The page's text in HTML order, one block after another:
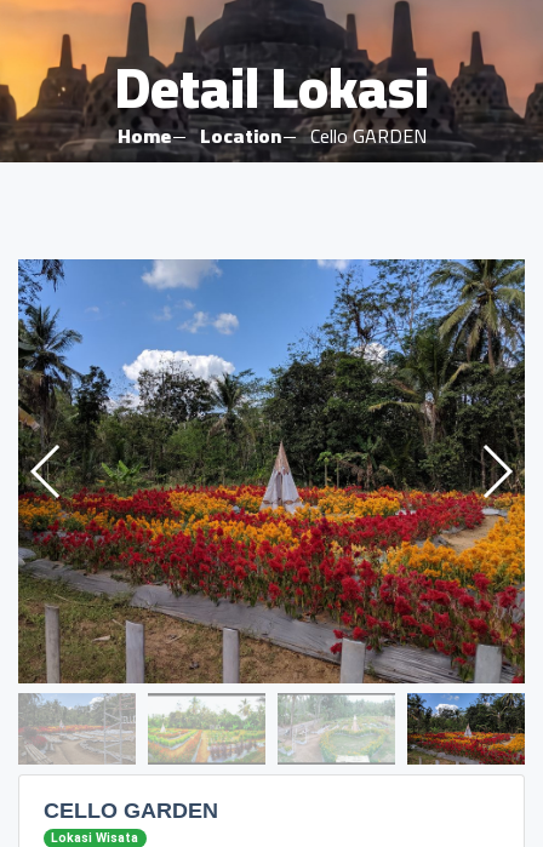
Detail Lokasi
Home Location Cello GARDEN
CELLO GARDEN
Lokasi Wisata